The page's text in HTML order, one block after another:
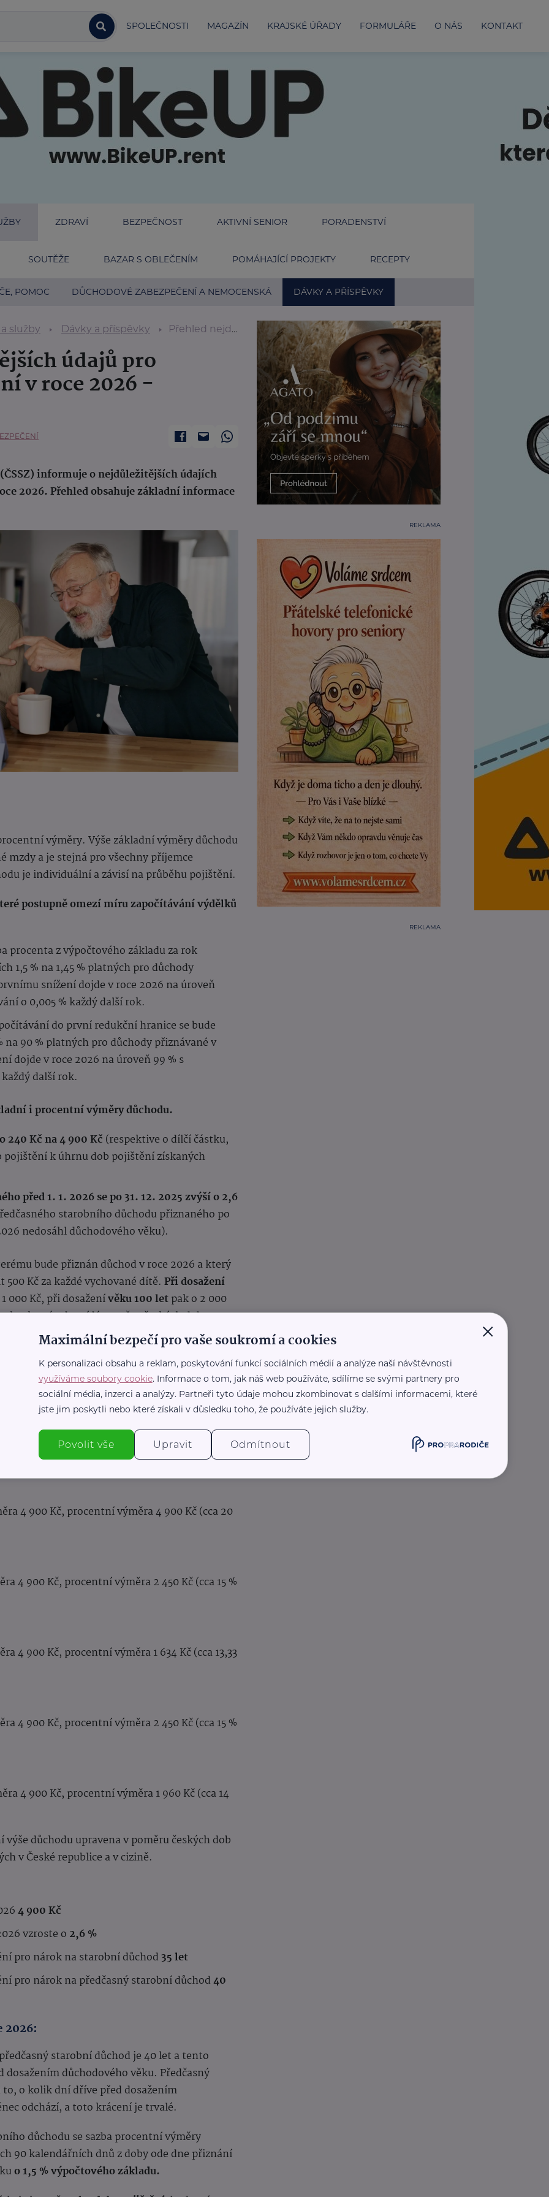
SPOLEČNOSTI MAGAZÍN KRAJSKÉ ÚŘADY FORMULÁŘE O NÁS KONTAKT
ZDRAVÍ BEZPEČNOST AKTIVNÍ SENIOR PORADENSTVÍ
SOUTĚŽE BAZAR S OBLEČENÍM POMÁHAJÍCÍ PROJEKTY RECEPTY
POMOC DŮCHODOVÉ ZABEZPEČENÍ A NEMOCENSKÁ DÁVKY A PŘÍSPĚVKY
služby Dávky a příspěvky Přehled nejdůležitějších údajů pro sociální zabezpečení v roce 2026 - důchody (část 2.)
údajů pro
v roce 2026 -
informuje o nejdůležitějších údajích
2026. Přehled obsahuje základní informace
výměry. Výše základní výměry důchodu
mzdy a je stejná pro všechny příjemce
je individuální a závisí na průběhu pojištění.
postupně omezí míru započítávání výdělků
procenta z výpočtového základu za rok
1,5 % na 1,45 % platných pro důchody
snížení dojde v roce 2026 na úroveň
o 0,005 % každý další rok.
do první redukční hranice se bude
90 % platných pro důchody přiznávané v
dojde v roce 2026 na úroveň 99 % s
další rok.
i procentní výměry důchodu.
240 Kč na 4 900 Kč (respektive o dílčí částku,
pojištění k úhrnu dob pojištění získaných
před 1. 1. 2026 se po 31. 12. 2025 zvýší o 2,6
starobního důchodu přiznaného po
nedosáhl důchodového věku).
bude přiznán důchod v roce 2026 a který
Kč za každé vychované dítě. Při dosažení
000 Kč, při dosaženívěku 100 letpak o 2 000
která odpovídá poměru českých dob
v České republice a v cizině).
pro rok 2026
zaručenáminimální výše důchodu.
základní výměra 4 900 Kč a procentní
4 900 Kč, procentní výměra 4 900 Kč (cca 20
4 900 Kč, procentní výměra 2 450 Kč (cca 15 %
4 900 Kč, procentní výměra 1 634 Kč (cca 13,33
4 900 Kč, procentní výměra 2 450 Kč (cca 15 %
4 900 Kč, procentní výměra 1 960 Kč (cca 14
důchodu upravena v poměru českých dob
v České republice a v cizině.
4 900 Kč
vzroste o 2,6 %
pro nárok na starobní důchod35 let
pro nárok na předčasný starobní důchod40
2026:
starobní důchod je 40 let a tento
důchodového věku. Předčasný
o kolik dní dříve před dosažením
odchází, a toto krácení je trvalé.
důchodu se sazba procentní výměry
90 kalendářních dnů z doby ode dne přiznání
o 1,5 % výpočtového základu.
REKLAMA
REKLAMA
×
Maximální bezpečí pro vaše soukromí a cookies
K personalizaci obsahu a reklam, poskytování funkcí sociálních médií a analýze naší návštěvnosti
využíváme soubory cookie. Informace o tom, jak náš web používáte, sdílíme se svými partnery pro
sociální média, inzerci a analýzy. Partneři tyto údaje mohou zkombinovat s dalšími informacemi, které
jste jim poskytli nebo které získali v důsledku toho, že používáte jejich služby.
Povolit vše Upravit Odmítnout